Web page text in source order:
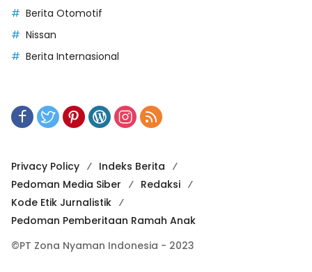
Berita Otomotif
Nissan
Berita Internasional
Privacy Policy
Indeks Berita
Pedoman Media Siber
Redaksi
Kode Etik Jurnalistik
Pedoman Pemberitaan Ramah Anak
©PT Zona Nyaman Indonesia - 2023